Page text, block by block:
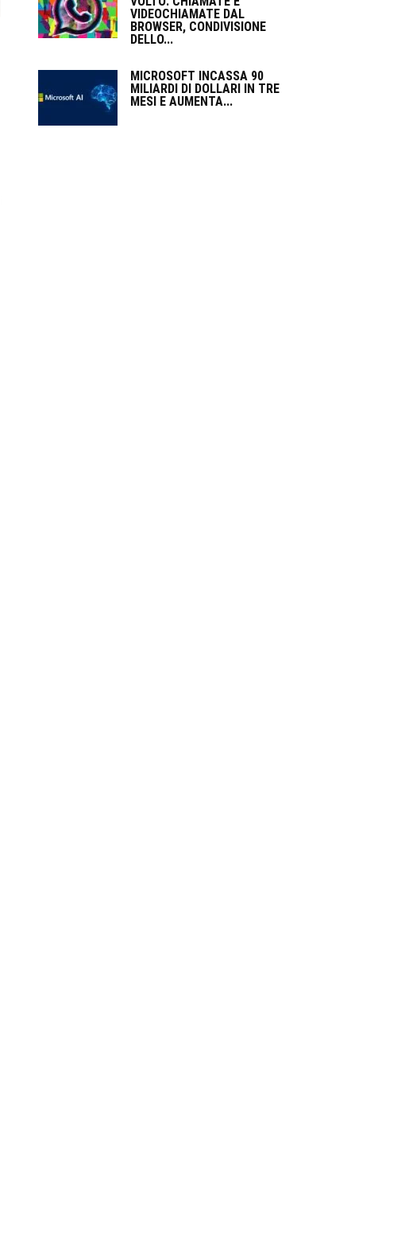
VIDEOCHIAMATE DAL
BROWSER, CONDIVISIONE
DELLO...
MICROSOFT INCASSA 90
MILIARDI DI DOLLARI IN TRE
MESI E AUMENTA...